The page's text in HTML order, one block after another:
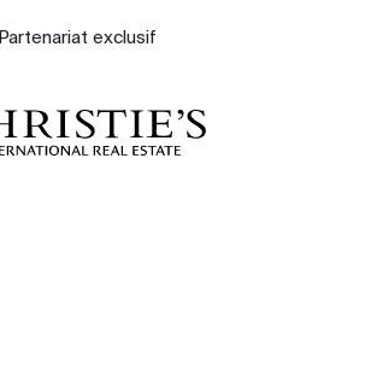
Partenariat exclusif